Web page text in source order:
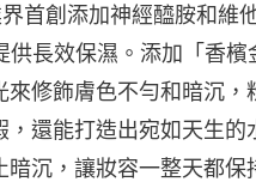
首創添加神經醯胺和維
長效保濕。添加「香檳
修飾膚色不勻和暗沉，
還能打造出宛如天生的
沉，讓妝容一整天都保